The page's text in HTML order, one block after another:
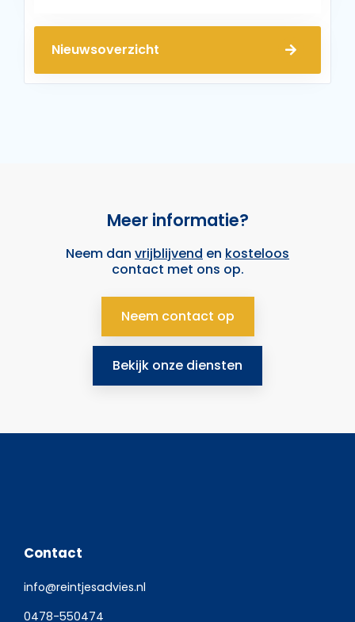
Nieuwsoverzicht
Meer informatie?
Neem dan vrijblijvend en kosteloos
contact met ons op.
Neem contact op
Bekijk onze diensten
Contact
info@reintjesadvies.nl
0478-550474